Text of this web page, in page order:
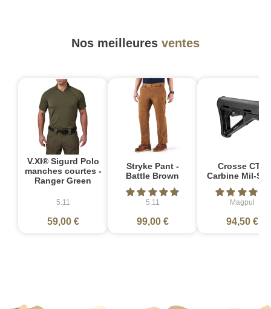
Nos meilleures ventes
V.XI® Sigurd Polo
manches courtes -
Ranger Green
5.11
59,00 €
Stryke Pant -
Battle Brown
5.11
99,00 €
Crosse CTR
Carbine Mil-
Magpul
94,50 €